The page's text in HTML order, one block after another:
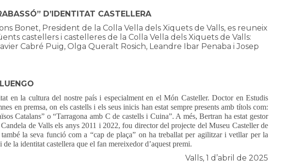
D’IDENTITAT CASTELLERA
Bonet, President de la Colla Vella dels Xiquets de Valls, es reuneix
castellers i castelleres de la Colla Vella dels Xiquets de Valls:
Cabré Puig, Olga Queralt Rosich, Leandre Ibar Penaba i Josep
en la cultura del nostre país i especialment en el Món Casteller. Doctor en Estudis
en premsa, on els castells i els seus inicis han estat sempre presents amb títols com:
Catalans” o “Tarragona amb C de castells i Cuina”. A més, Bertran ha estat gestor
de Valls els anys 2011 i 2022, fou director del projecte del Museu Casteller de
la seva funció com a “cap de plaça” on ha treballat per agilitzar i vetllar per la
la identitat castellera que el fan mereixedor d’aquest premi.
Valls, 1 d’abril de 2025